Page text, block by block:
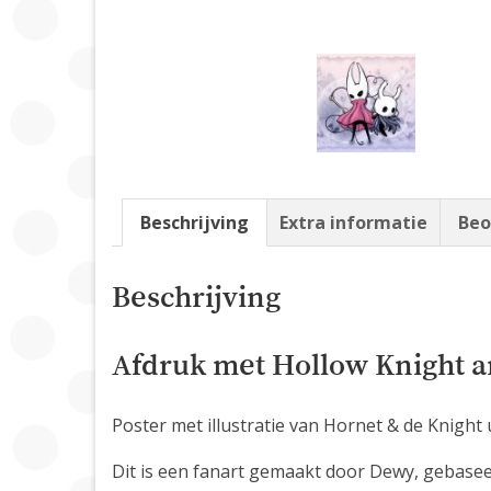
Beschrijving Extra informatie
Beschrijving
Afdruk met Hollow Knight
Poster met illustratie van Hornet & de Knight
Dit is een fanart gemaakt door Dewy,